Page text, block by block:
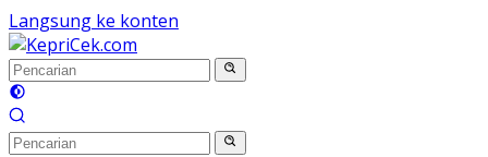
Langsung ke konten